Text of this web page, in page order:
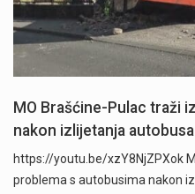
MO Brašćine-Pulac traži
nakon izlijetanja autobusa
https://youtu.be/xzY8NjZPXok
problema s autobusima nakon